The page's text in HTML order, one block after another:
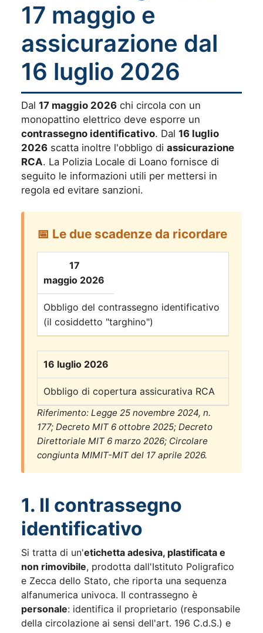
17 maggio e
assicurazione dal
16 luglio 2026
Dal 17 maggio 2026 chi circola con un
monopattino elettrico deve esporre un
contrassegno identificativo. Dal 16 luglio
2026 scatta inoltre l'obbligo di assicurazione
RCA. La Polizia Locale di Loano fornisce di
seguito le informazioni utili per mettersi in
regola ed evitare sanzioni.
📅 Le due scadenze da ricordare
17
maggio 2026
Obbligo del contrassegno identificativo
(il cosiddetto "targhino")
16 luglio 2026
Obbligo di copertura assicurativa RCA
Riferimento: Legge 25 novembre 2024, n.
177; Decreto MIT 6 ottobre 2025; Decreto
Direttoriale MIT 6 marzo 2026; Circolare
congiunta MIMIT-MIT del 17 aprile 2026.
1. Il contrassegno
identificativo
Si tratta di un'etichetta adesiva, plastificata e
non rimovibile, prodotta dall'Istituto Poligrafico
e Zecca dello Stato, che riporta una sequenza
alfanumerica univoca. Il contrassegno è
personale: identifica il proprietario (responsabile
della circolazione ai sensi dell'art. 196 C.d.S.) e